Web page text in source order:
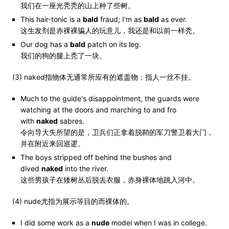
我们在一座光秃秃的山上种了些树。
This hair-tonic is a bald fraud; I'm as bald as ever.
这生发剂是赤裸裸骗人的玩意儿，我还是和以前一样秃。
Our dog has a bald patch on its leg.
我们的狗的腿上秃了一块。
(3) naked指物体无通常所应有的遮盖物；指人一丝不挂。
Much to the guide's disappointment, the guards were
watching at the doors and marching to and fro
with naked sabres.
令向导大失所望的是，卫兵们正拿着脱鞘的军刀警卫着大门，
并在附近来回巡逻。
The boys stripped off behind the bushes and
dived naked into the river.
这些男孩子在矮树丛后脱去衣服，赤身裸体地跳入河中。
(4) nude尤指为展示等目的而裸体的。
I did some work as a nude model when I was in college.